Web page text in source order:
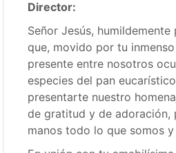
Director:
Señor Jesús,
que, movido por tu
presente entre nosotros
especies del pan
presentarte nuestro
de gratitud y de adoración,
manos todo lo que somos y